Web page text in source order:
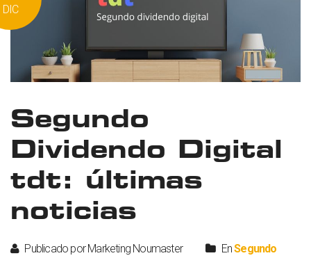
DIC
Segundo
Dividendo Digital
tdt: últimas
noticias
Publicado por Marketing Noumaster EnSegundo